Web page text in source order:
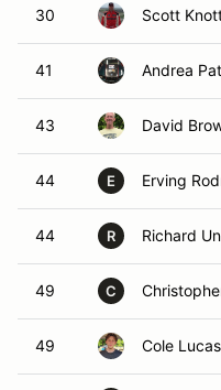
30 Scott
41 Andrea
43 David
44 E Erving
44 R Richard
49 C
49 Cole Lucas